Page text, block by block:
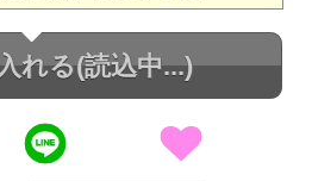
れる(読込中...)